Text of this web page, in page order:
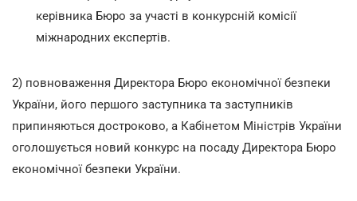
керівника Бюро за участі в конкурсній комісії
міжнародних експертів.
2) повноваження Директора Бюро економічної безпеки
України, його першого заступника та заступників
припиняються достроково, а Кабінетом Міністрів України
оголошується новий конкурс на посаду Директора Бюро
економічної безпеки України.